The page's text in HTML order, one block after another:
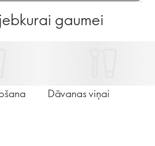
gaumei
Dāvanas viņai